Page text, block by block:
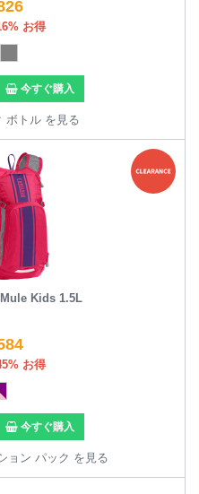
お得
今すぐ購入
ボトル を見る
Kids 1.5L
お得
今すぐ購入
ョン パック を見る